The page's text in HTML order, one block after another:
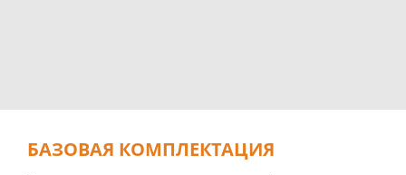
БАЗОВАЯ КОМПЛЕКТАЦИЯ